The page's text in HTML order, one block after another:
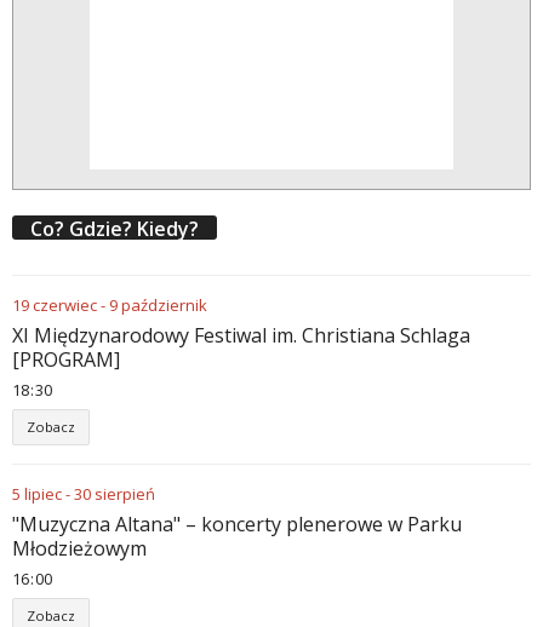
Co? Gdzie? Kiedy?
19czerwiec- 9październik
XI Międzynarodowy Festiwal im. Christiana Schlaga
[PROGRAM]
18:30
Zobacz
5 lipiec-30 sierpień
"Muzyczna Altana" – koncerty plenerowe w Parku
Młodzieżowym
16:00
Zobacz